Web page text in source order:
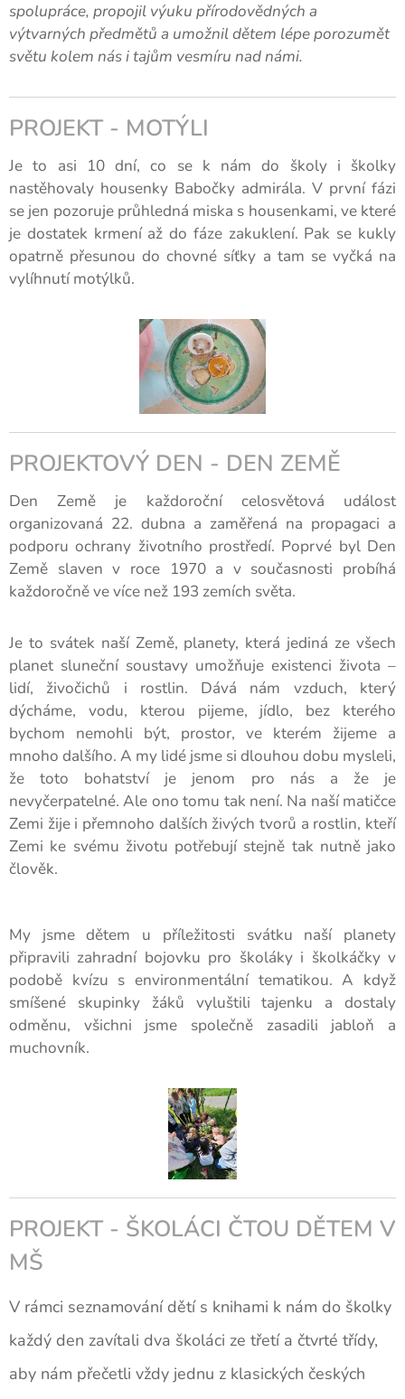
spolupráce, propojil výuku přírodovědných a
výtvarných předmětů a umožnil dětem lépe porozumět
světu kolem nás i tajům vesmíru nad námi.
PROJEKT - MOTÝLI
Je to asi 10 dní, co se k nám do školy i školky
nastěhovaly housenky Babočky admirála. V první fázi
se jen pozoruje průhledná miska s housenkami, ve které
je dostatek krmení až do fáze zakuklení. Pak se kukly
opatrně přesunou do chovné síťky a tam se vyčká na
vylíhnutí motýlků.
PROJEKTOVÝ DEN - DEN ZEMĚ
Den Země je každoroční celosvětová událost
organizovaná 22. dubna a zaměřená na propagaci a
podporu ochrany životního prostředí. Poprvé byl Den
Země slaven v roce 1970 a v současnosti probíhá
každoročně ve více než 193 zemích světa.
Je to svátek naší Země, planety, která jediná ze všech
planet sluneční soustavy umožňuje existenci života –
lidí, živočichů i rostlin. Dává nám vzduch, který
dýcháme, vodu, kterou pijeme, jídlo, bez kterého
bychom nemohli být, prostor, ve kterém žijeme a
mnoho dalšího. A my lidé jsme si dlouhou dobu mysleli,
že toto bohatství je jenom pro nás a že je
nevyčerpatelné. Ale ono tomu tak není. Na naší matičce
Zemi žije i přemnoho dalších živých tvorů a rostlin, kteří
Zemi ke svému životu potřebují stejně tak nutně jako
člověk.
My jsme dětem u příležitosti svátku naší planety
připravili zahradní bojovku pro školáky i školkáčky v
podobě kvízu s environmentální tematikou. A když
smíšené skupinky žáků vyluštili tajenku a dostaly
odměnu, všichni jsme společně zasadili jabloň a
muchovník.
PROJEKT - ŠKOLÁCI ČTOU DĚTEM V
MŠ
V rámci seznamování dětí s knihami k nám do školky
každý den zavítali dva školáci ze třetí a čtvrté třídy,
aby nám přečetli vždy jednu z klasických českých